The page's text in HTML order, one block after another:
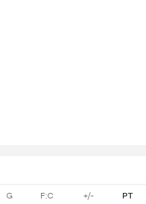
G F:C +/- PT